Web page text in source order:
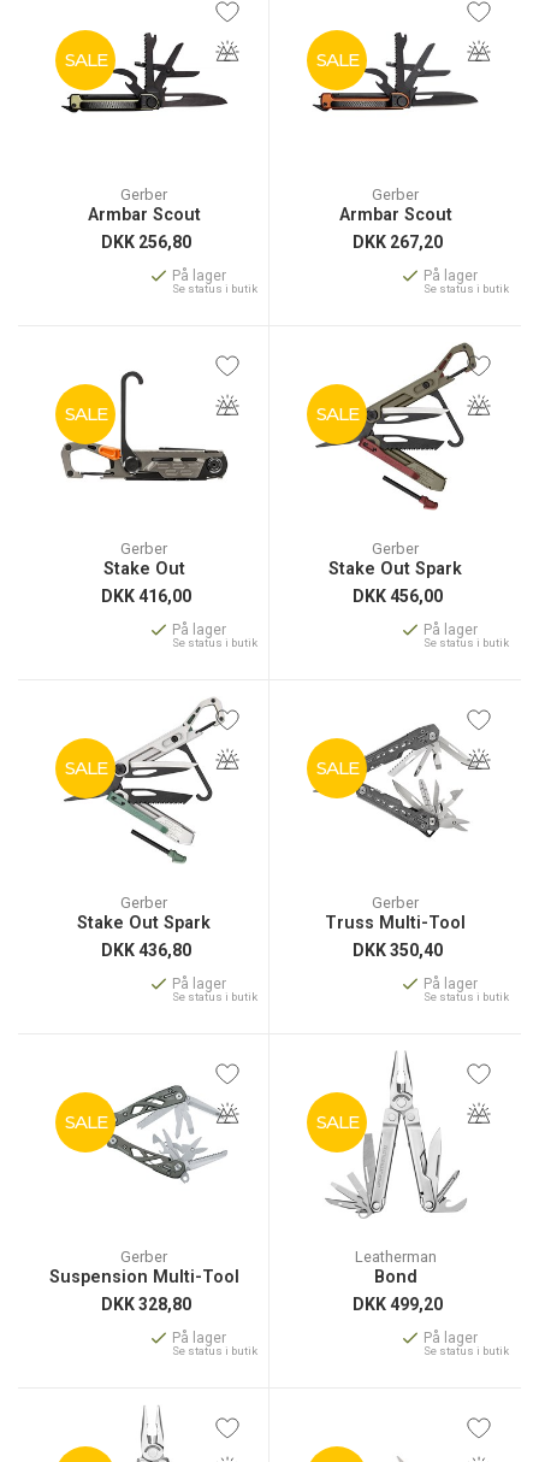
SALE
Gerber
Armbar Scout
DKK 256,80
På lager
Se status i butik
SALE
Gerber
Armbar Scout
DKK 267,20
På lager
Se status i butik
SALE
Gerber
Stake Out
DKK416,00
På lager
Se status i butik
SALE
Gerber
Stake Out Spark
DKK456,00
På lager
Se status i butik
SALE
Gerber
Stake Out Spark
DKK436,80
På lager
Se status i butik
SALE
Gerber
Truss Multi-Tool
DKK350,40
På lager
Se status i butik
SALE
Gerber
Suspension Multi-Tool
DKK328,80
På lager
Se status i butik
SALE
Leatherman
Bond
DKK499,20
På lager
Se status i butik